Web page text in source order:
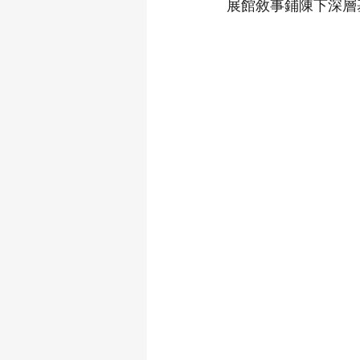
展館敘事鋪陳下深